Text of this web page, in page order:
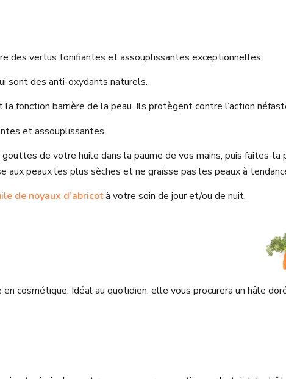
des vertus tonifiantes et assouplissantes exceptionnelles
sont des anti-oxydants naturels.
fonction barrière de la peau. Ils protègent contre l’action
et assouplissantes.
de votre huile dans la paume de vos mains, puis faites-
peaux les plus sèches et ne graisse pas les peaux à
de noyaux d’abricotà votre soin de jour et/ou de nuit.
cosmétique. Idéal au quotidien, elle vous procurera un hâle